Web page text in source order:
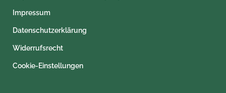
Impressum
Datenschutzerklärung
Widerrufsrecht
Cookie-Einstellungen